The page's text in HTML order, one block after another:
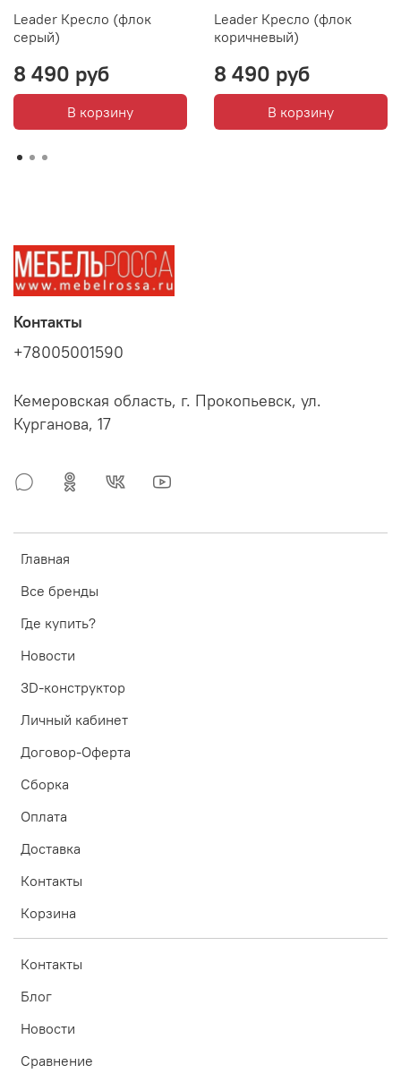
Leader Кресло (флок
серый)
8 490 руб
В корзину
Leader Кресло (флок
коричневый)
8 490 руб
В корзину
Главная
Все бренды
Где купить?
Новости
3D-конструктор
Личный кабинет
Договор-Оферта
Сборка
Оплата
Доставка
Контакты
Корзина
Контакты
Блог
Новости
Сравнение
Контакты
+78005001590
Кемеровская область, г. Прокопьевск, ул.
Курганова, 17